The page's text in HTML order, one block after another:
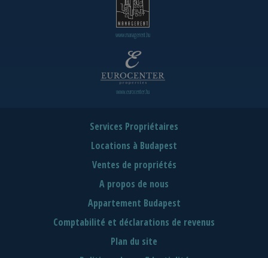
www.managerent.hu
www.eurocenter.hu
Services Propriétaires
Locations à Budapest
Ventes de propriétés
A propos de nous
Appartement Budapest
Comptabilité et déclarations de revenus
Plan du site